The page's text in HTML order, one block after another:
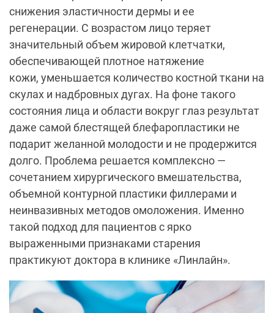
снижения эластичности дермы и ее
регенерации. С возрастом лицо теряет
значительный объем жировой клетчатки,
обеспечивающей плотное натяжение
кожи, уменьшается количество костной ткани на
скулах и надбровных дугах. На фоне такого
состояния лица и области вокруг глаз результат
даже самой блестящей блефаропластики не
подарит желанной молодости и не продержится
долго. Проблема решается комплексно —
сочетанием хирургического вмешательства,
объемной контурной пластики филлерами и
неинвазивных методов омоложения. Именно
такой подход для пациентов с ярко
выраженными признаками старения
практикуют доктора в клинике «Линлайн».